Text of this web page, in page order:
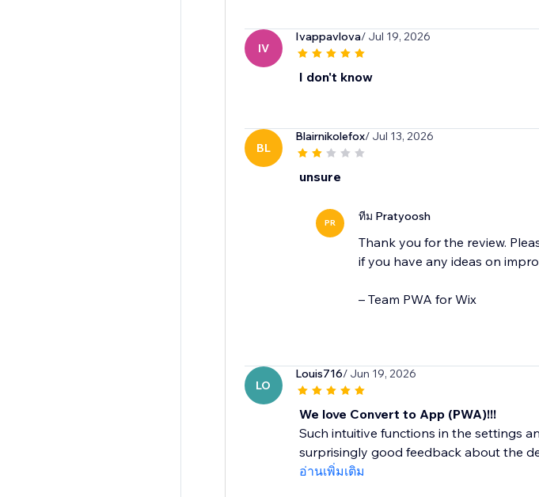
IV
Ivappavlova/ Jul 19, 2026
I don't know
BL
Blairnikolefox/ Jul 13, 2026
unsure
PR ทีม Pratyoosh
Thank you for the review.
if you have any ideas on
– Team PWA for Wix
LO
Louis716/ Jun 19, 2026
We love Convert to App (PWA)!!!
Such intuitive functions in the settings
surprisingly good feedback about the
อ่านเพิ่มเติม